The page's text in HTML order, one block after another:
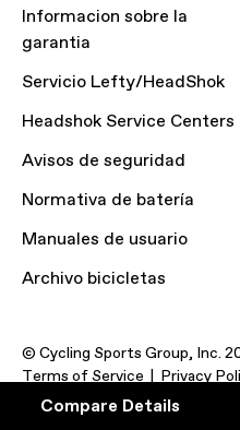
Compare
Compare Details
Informacion sobre la
garantia
Servicio Lefty/HeadShok
Headshok Service Centers
Avisos de seguridad
Normativa de batería
Manuales de usuario
Archivo bicicletas
© Cycling Sports Group, Inc.
Terms of Service
Privacy